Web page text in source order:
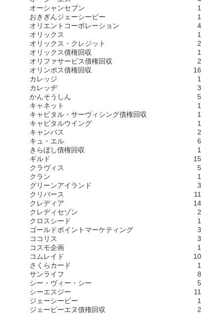
オーシャンセブン
1
おきぎんジェーシービー
1
オリエントコーポレーション
4
オリックス
1
オリックス・クレジット
2
オリックス債権回収
1
オリファサービス債権回収
2
オリンポス債権回収
16
カレッジ
1
カレッヂ
3
かんそうしん
5
キャネット
1
キャピタル・サーヴィシング債権回収
1
キャピタルウイング
1
キャンパス
2
キュ・エル
6
きらぼし債権回収
1
ギルド
15
クラヴィス
5
クラン
1
グリーンアイランド
3
クリバース
11
クレディア
14
クレディセゾン
2
クロスシード
1
ゴールドポイントマーケティング
3
ココリス
3
コスモ企画
1
コムレイド
10
さくらカード
1
サンライフ
8
シー・ヴィー・シー
5
シーエスジー
11
ジェーシービー
1
ジェーピーエヌ債権回収
2